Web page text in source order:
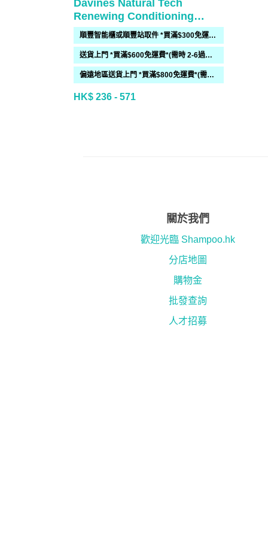
Davines Natural Tech
Renewing Conditioning
Treatment
順豐智能櫃或順豐站取件 *買滿$300免運費*
送貨上門 *買滿$600免運費*(需時 2-6過工作天)
偏遠地區送貨上門 *買滿$800免運費*(需時 2-6個工作天)
HK$ 236 - 571
關於我們
歡迎光臨 Shampoo.hk
分店地圖
購物金
批發查詢
人才招募